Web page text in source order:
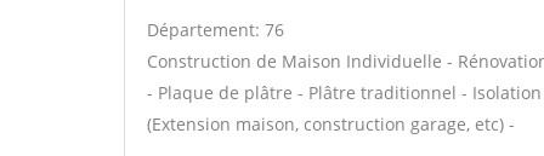
Département: 76
Construction de Maison Individuelle -
- Plaque de plâtre - Plâtre traditionnel -
(Extension maison, construction garage, etc) -